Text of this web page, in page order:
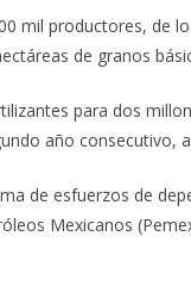
mil productores, de
de granos
para dos
año consecutivo,
de esfuerzos de
Mexicanos